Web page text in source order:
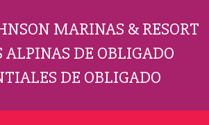
MARINAS & RESORT
ALPINAS DE OBLIGADO
DE OBLIGADO